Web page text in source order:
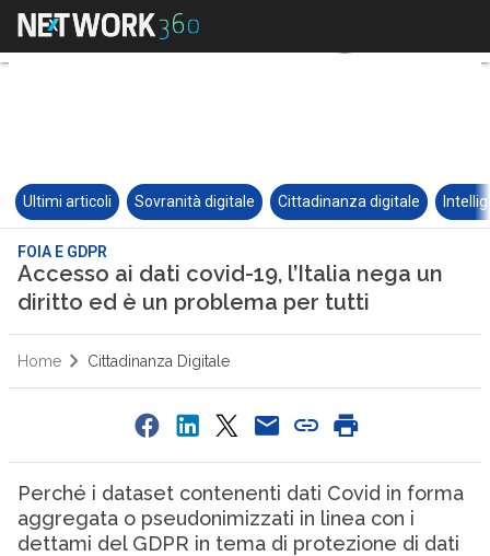
Ultimi articoli Sovranità digitale Cittadinanza digitale
FOIA E GDPR
Accesso ai dati covid-19, l’Italia nega un
diritto ed è un problema per tutti
Home Cittadinanza Digitale
Perché i dataset contenenti dati Covid in forma
aggregata o pseudonimizzati in linea con i
dettami del GDPR in tema di protezione di dati